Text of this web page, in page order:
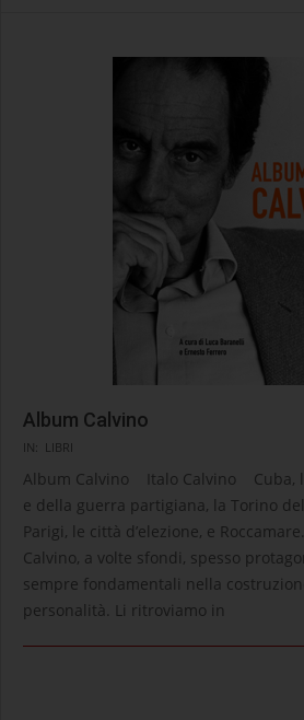
Album Calvino
2023-
02-
23
IN: LIBRI
Album Calvino Italo Calvino Cuba,
e della guerra partigiana, la Torino
Parigi, le città d’elezione, e
Calvino, a volte sfondi, spesso
sempre fondamentali nella
personalità. Li ritroviamo in